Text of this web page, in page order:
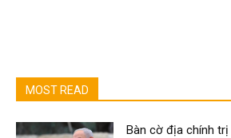
MOST READ
Bàn cờ địa chính